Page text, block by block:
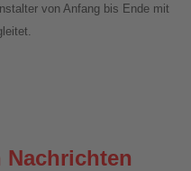
von Anfang bis Ende mit
Nachrichten